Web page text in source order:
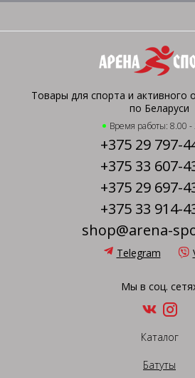
Товары для спорта и активного
по Беларуси
Время работы: 8.00 -
+375 29 797-
+375 33 607-
+375 29 697-
+375 33 914-
shop@arena-
Telegram
Мы в соц.
Каталог
Батуты